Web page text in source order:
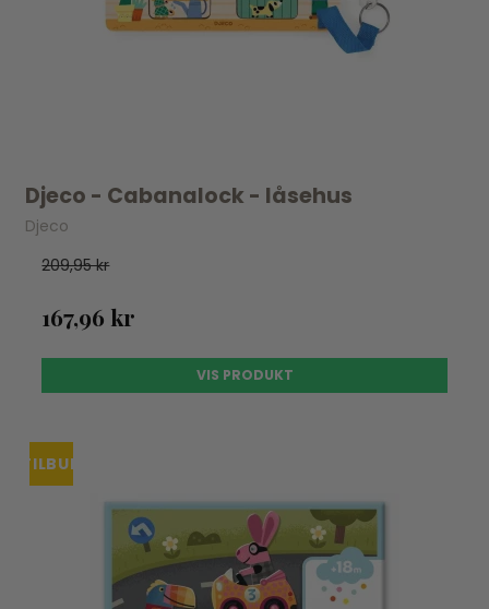
Djeco - Cabanalock - låsehus
Djeco
209,95 kr
167,96 kr
VIS PRODUKT
TILBUD